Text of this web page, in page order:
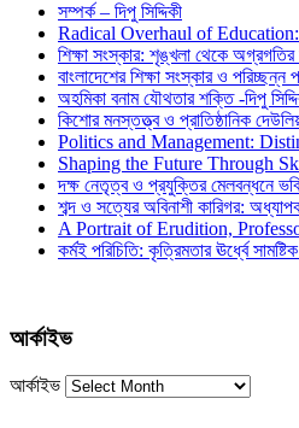
সম্পর্ক – দিপু সিদ্দিকী
Radical Overhaul of
শিক্ষা সংস্কার: শৃঙ্খলা থেকে অগ্রগতির
বাংলাদেশের শিক্ষা সংস্কার ও
অহমিকা বনাম যৌথতার শক্তি -দিপু
কিশোর মনস্তত্ত্ব ও প্রাতিষ্ঠানিক
Politics and Management:
Shaping the Future Through
দক্ষ নেতৃত্ব ও প্রযুক্তির মেলবন্ধনে
শব্দ ও সত্যের অবিনাশী কারিগর:
A Portrait of Erudition,
কর্মই পরিচিতি: কৃত্রিমতার ঊর্ধ্বে
আর্কাইভ
আর্কাইভ